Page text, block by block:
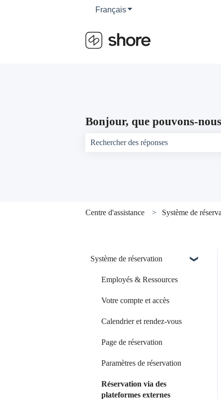
FrançaisAfficher le sous-menu pour
Bonjour, que pouvons-
Centre d'assistance Système de
Système de réservation
Employés & Ressources
Votre compte et accès
Calendrier et rendez-vous
Page de réservation
Paramètres de réservation
Réservation via des
plateformes externes